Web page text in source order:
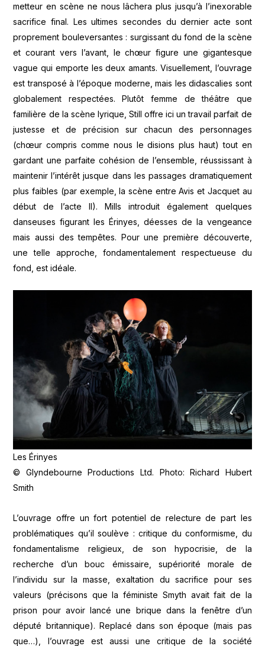
metteur en scène ne nous lâchera plus jusqu’à l’inexorable
sacrifice final. Les ultimes secondes du dernier acte sont
proprement bouleversantes : surgissant du fond de la scène
et courant vers l’avant, le chœur figure une gigantesque
vague qui emporte les deux amants. Visuellement, l’ouvrage
est transposé à l’époque moderne, mais les didascalies sont
globalement respectées. Plutôt femme de théâtre que
familière de la scène lyrique, Still offre ici un travail parfait de
justesse et de précision sur chacun des personnages
(chœur compris comme nous le disions plus haut) tout en
gardant une parfaite cohésion de l’ensemble, réussissant à
maintenir l’intérêt jusque dans les passages dramatiquement
plus faibles (par exemple, la scène entre Avis et Jacquet au
début de l’acte II). Mills introduit également quelques
danseuses figurant les Érinyes, déesses de la vengeance
mais aussi des tempêtes. Pour une première découverte,
une telle approche, fondamentalement respectueuse du
fond, est idéale.
Les Érinyes
© Glyndebourne Productions Ltd. Photo: Richard Hubert
Smith
L’ouvrage offre un fort potentiel de relecture de part les
problématiques qu’il soulève : critique du conformisme, du
fondamentalisme religieux, de son hypocrisie, de la
recherche d’un bouc émissaire, supériorité morale de
l’individu sur la masse, exaltation du sacrifice pour ses
valeurs (précisons que la féministe Smyth avait fait de la
prison pour avoir lancé une brique dans la fenêtre d’un
député britannique). Replacé dans son époque (mais pas
que…), l’ouvrage est aussi une critique de la société